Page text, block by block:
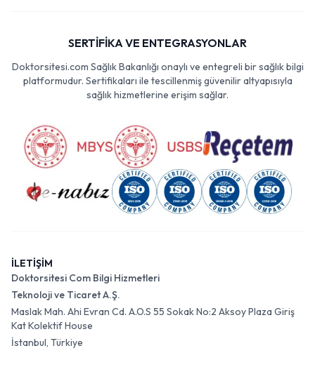
SERTİFİKA VE ENTEGRASYONLAR
Doktorsitesi.com Sağlık Bakanlığı onaylı ve entegreli bir sağlık bilgi
platformudur. Sertifikaları ile tescillenmiş güvenilir altyapısıyla
sağlık hizmetlerine erişim sağlar.
İLETİŞİM
Doktorsitesi Com Bilgi Hizmetleri
Teknoloji ve Ticaret A.Ş.
Maslak Mah. Ahi Evran Cd. A.O.S 55 Sokak No:2 Aksoy Plaza Giriş
Kat Kolektif House
İstanbul, Türkiye